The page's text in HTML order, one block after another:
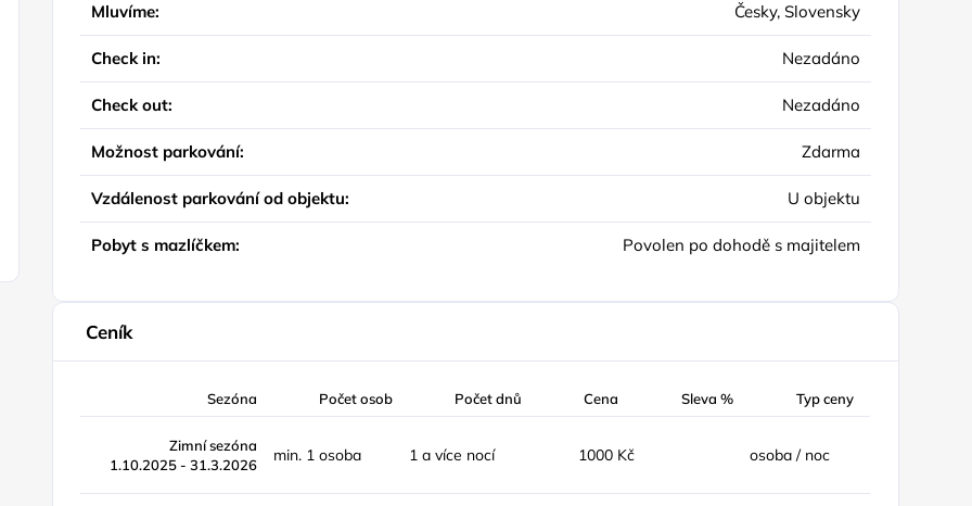
Mluvíme: Česky, Slovensky
Check in: Nezadáno
Check out: Nezadáno
Možnost parkování: Zdarma
Vzdálenost parkování od objektu: U objektu
Pobyt s mazlíčkem: Povolen po dohodě s majitelem
Ceník
Sezóna Počet osob Počet dnů Cena Sleva % Typ ceny
Zimní sezóna
1.10.2025 - 31.3.2026
min. 1 osoba 1 a více nocí 1000 Kč osoba / noc